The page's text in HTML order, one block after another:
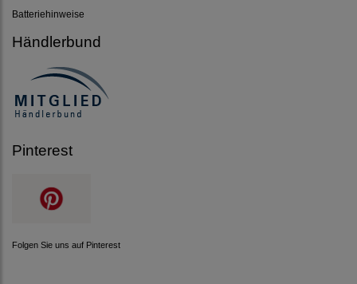
Batteriehinweise
Händlerbund
Pinterest
Folgen Sie uns auf Pinterest